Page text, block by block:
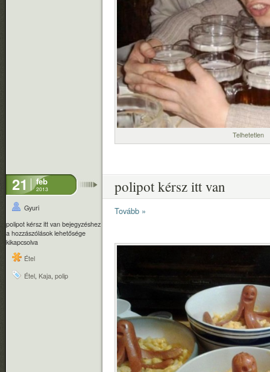
Telhetetlen
21 feb
2013
Gyuri
polipot kérsz itt van bejegyzéshez
a hozzászólások lehetősége
kikapcsolva
Étel
Étel, Kaja, polip
polipot kérsz itt van
Tovább »